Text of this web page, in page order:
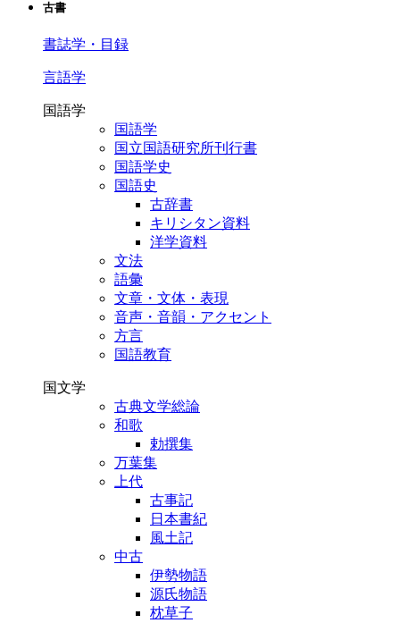
古書
書誌学・目録
言語学
国語学
国語学
国立国語研究所刊行書
国語学史
国語史
古辞書
キリシタン資料
洋学資料
文法
語彙
文章・文体・表現
音声・音韻・アクセント
方言
国語教育
国文学
古典文学総論
和歌
勅撰集
万葉集
上代
古事記
日本書紀
風土記
中古
伊勢物語
源氏物語
枕草子